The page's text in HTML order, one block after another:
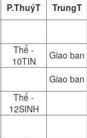
P.ThuỷT TrungT
Thể -
10TIN
Giao ban
Giao ban
Thể -
12SINH